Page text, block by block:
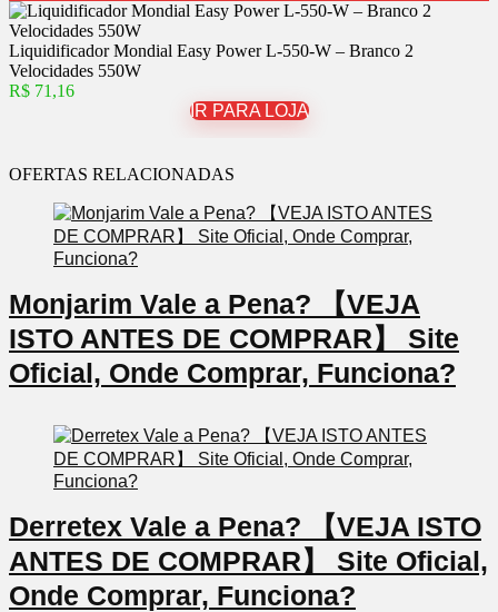
Liquidificador Mondial Easy Power L-550-W – Branco 2
Velocidades 550W
R$ 71,16
IR PARA LOJA
OFERTAS RELACIONADAS
Monjarim Vale a Pena? 【VEJA
ISTO ANTES DE COMPRAR】 Site
Oficial, Onde Comprar, Funciona?
Derretex Vale a Pena? 【VEJA ISTO
ANTES DE COMPRAR】 Site Oficial,
Onde Comprar, Funciona?